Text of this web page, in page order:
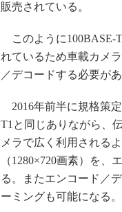
販売されている。
このように100BASE-
れているため車載カメ
／デコードする必要が
2016年前半に規格策
T1と同じありながら、
メラで広く利用される
（1280×720画素）を
る。またエンコード／
ーミングも可能になる。